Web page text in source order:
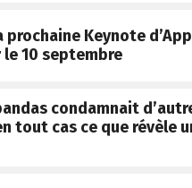
prochaine Keynote
10 septembre
condamnait
tout cas ce que révèle